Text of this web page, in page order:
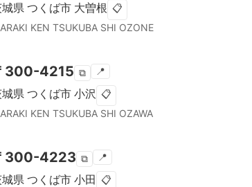
県 つくば市 大曽根 📋
KEN TSUKUBA SHI OZONE
300-4215 ⧉ 📍
県 つくば市 小沢 📋
KEN TSUKUBA SHI OZAWA
300-4223 ⧉ 📍
県 つくば市 小田 📋